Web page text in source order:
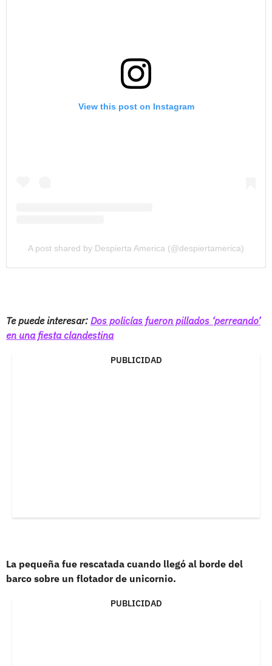
View this post on Instagram
A post shared by Despierta America (@despiertamerica)
Te puede interesar: Dos policías fueron pillados ‘perreando’
en una fiesta clandestina
PUBLICIDAD
La pequeña fue rescatada cuando llegó al borde del
barco sobre un flotador de unicornio.
PUBLICIDAD